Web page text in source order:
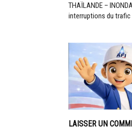
THAÏLANDE –
interruptions du
LAISSER UN